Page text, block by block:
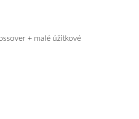
+ malé úžitkové